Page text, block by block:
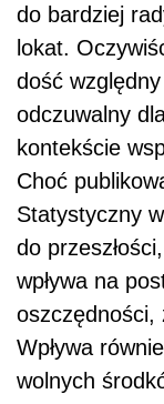
do bardziej
lokat.
dość
odczuwalny
kontekście
Choć
Statystyczny
do
wpływa na
oszczędności,
Wpływa
wolnych